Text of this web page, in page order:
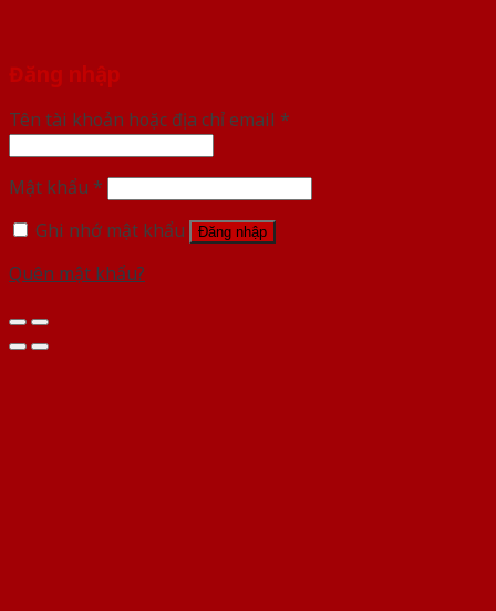
Đăng nhập
Tên tài khoản hoặc địa chỉ email *
Mật khẩu *
Ghi nhớ mật khẩu
Đăng nhập
Quên mật khẩu?